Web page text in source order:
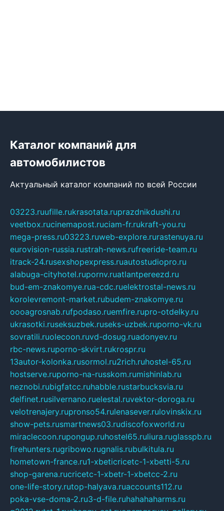
Каталог компаний для
автомобилистов
Актуальный каталог компаний по всей России
03223.ruufille.rukrasotata.ruprazdnikdushi.ru
veetbox.rucinemapost.ruciam-fr.rukraft-you.ru
mega-press.ru03223.ruweb-explore.rurastenuya.ru
eurovision-russia.rustrah-news.rufreeride-team.ru
itrack-24.rusexshopexpress.ruautostudiopro.ru
alabuga-cityhotel.rupornv.ruatlantpereezd.ru
bud-em-znakomye.rua-cdc.ruelektrostal-news.ru
korolevremont-market.rubudem-znakomye.ru
oooagrosnab.rufpodaso.ruemfire.rupro-otdelky.ru
ukrasotki.ruseksuzbek.ruseks-uzbek.ruporno-vk.ru
sovratili.ruolecoon.ruvd-dosug.ruadonyev.ru
rbc-news.ruporno-skvirt.rukrospr.ru
13autor-kolonka.rusormol.ru2rich.ruhostel-65.ru
hostserve.ruporno-na-russkom.rumishinlab.ru
neznobi.rubigfatcc.ruhabble.rustarbucksvia.ru
delfinet.rusilvernano.ruelestal.ruvektor-doroga.ru
velotrenajery.rupronso54.rulenasever.rulovinskix.ru
show-pets.rusmartnews03.rudiscofoxworld.ru
miraclecoon.rupongup.ruhostel65.ruliura.ruglasspb.ru
firehunters.rugribowo.rugnalis.rubulkitula.ru
hometown-france.ru1-xbeticricetc-1-xbetti-5.ru
shop-garena.rucricetc-1-xbetr-1-xbetcc-2.ru
one-life-story.rutop-halyava.ruaccounts112.ru
poka-vse-doma-2.ru3-d-file.ruhahahaharms.ru